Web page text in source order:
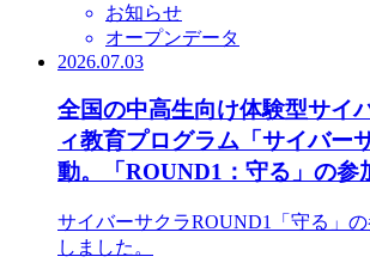
お知らせ
オープンデータ
2026.07.03
全国の中高生向け体験型サイ
ィ教育プログラム「サイバー
動。「ROUND1：守る」の参
サイバーサクラROUND1「守る」
しました。